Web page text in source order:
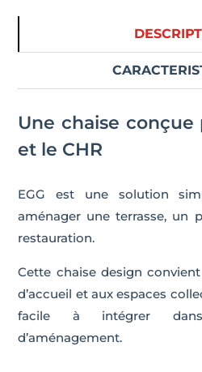
Une chaise conçue
et le CHR
EGG est une solution
aménager une terrasse, un
restauration.
Cette chaise design
d’accueil et aux espaces
facile à intégrer
d’aménagement.